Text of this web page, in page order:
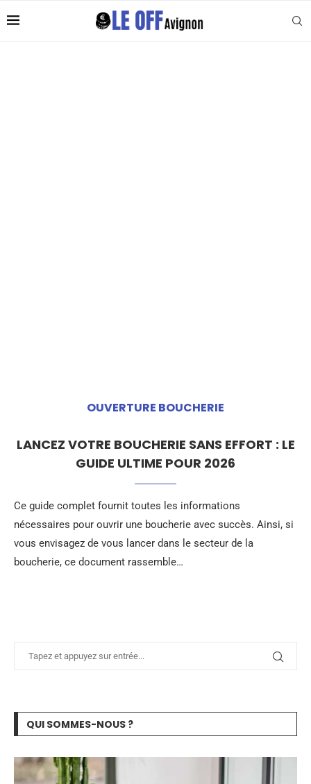
OUVERTURE BOUCHERIE
LANCEZ VOTRE BOUCHERIE SANS EFFORT : LE
GUIDE ULTIME POUR 2026
Ce guide complet fournit toutes les informations
nécessaires pour ouvrir une boucherie avec succès. Ainsi, si
vous envisagez de vous lancer dans le secteur de la
boucherie, ce document rassemble…
QUI SOMMES-NOUS ?